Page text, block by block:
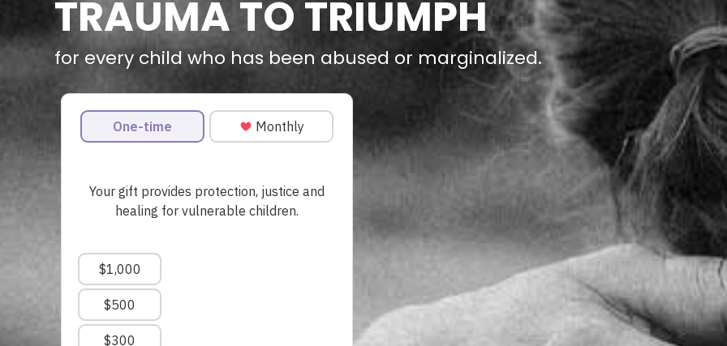
TRAUMA TO TRIUMPH
for every child who has been abused or marginalized.